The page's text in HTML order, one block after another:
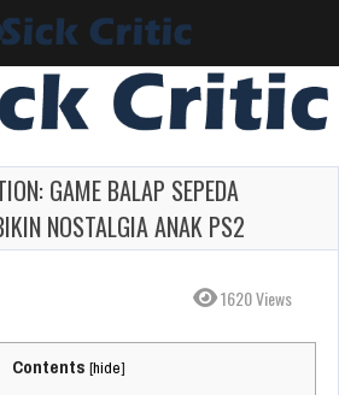
GAME BALAP SEPEDA
NOSTALGIA ANAK PS2
1620 Views
Contents [hide]